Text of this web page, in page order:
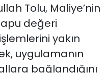
Tolu, Maliye’nin
değeri
yakın
uygulamanın
bağlandığını